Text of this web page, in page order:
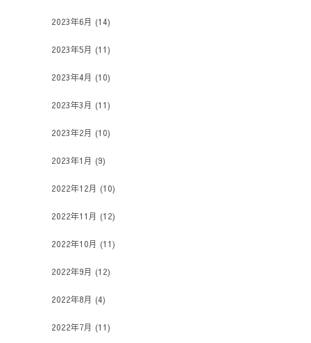
2023年6月 (14)
2023年5月 (11)
2023年4月 (10)
2023年3月 (11)
2023年2月 (10)
2023年1月 (9)
2022年12月 (10)
2022年11月 (12)
2022年10月 (11)
2022年9月 (12)
2022年8月 (4)
2022年7月 (11)